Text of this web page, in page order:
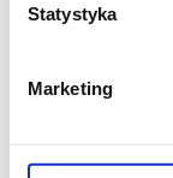
Statystyka
Marketing